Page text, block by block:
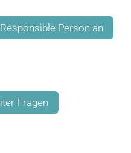
Person an
Fragen